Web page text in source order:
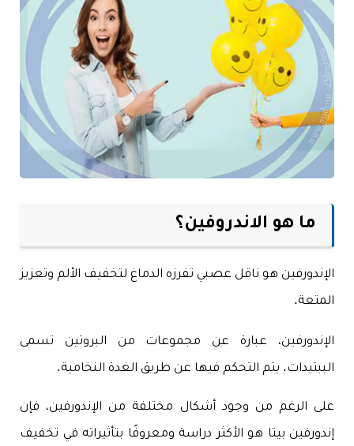
ما هو الاندروفين؟
الإندورفين هو ناقل عصبي تفرزه الدماغ لتخفيف الألم وتعزيز
المتعة.
الإندورفين، عبارة عن مجموعات من البروتين تسمى
الببتيدات. يتم التحكم فيها عن طريق الغدة النخامية.
على الرغم من وجود أشكال مختلفة من الإندورفين، فإن
إندورفين بيتا هو الأكثر دراسة ومعروفًا بتأثيراته في تخفيف